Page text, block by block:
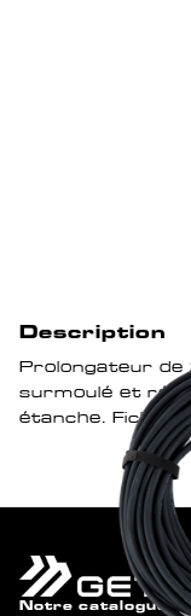
Description
Prolongateur de
surmoulé et
étanche. Fiches
Notre catalogue